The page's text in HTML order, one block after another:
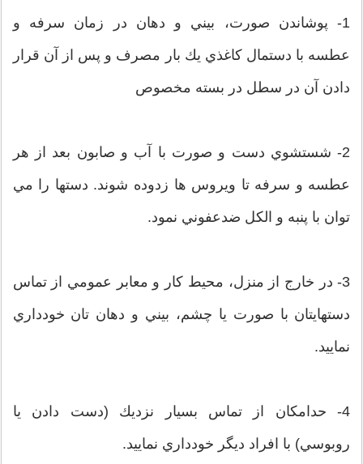
1- پوشاندن صورت، بيني و دهان در زمان سرفه و
عطسه با دستمال كاغذي يك بار مصرف و پس از آن قرار
دادن آن در سطل در بسته مخصوص
2- شستشوي دست و صورت با آب و صابون بعد از هر
عطسه و سرفه تا ويروس ها زدوده شوند. دستها را مي
توان با پنبه و الكل ضدعفوني نمود.
3- در خارج از منزل، محيط كار و معابر عمومي از تماس
دستهايتان با صورت يا چشم، بيني و دهان تان خودداري
نماييد.
4- حدامكان از تماس بسيار نزديك (دست دادن يا
روبوسي) با افراد ديگر خودداري نماييد.